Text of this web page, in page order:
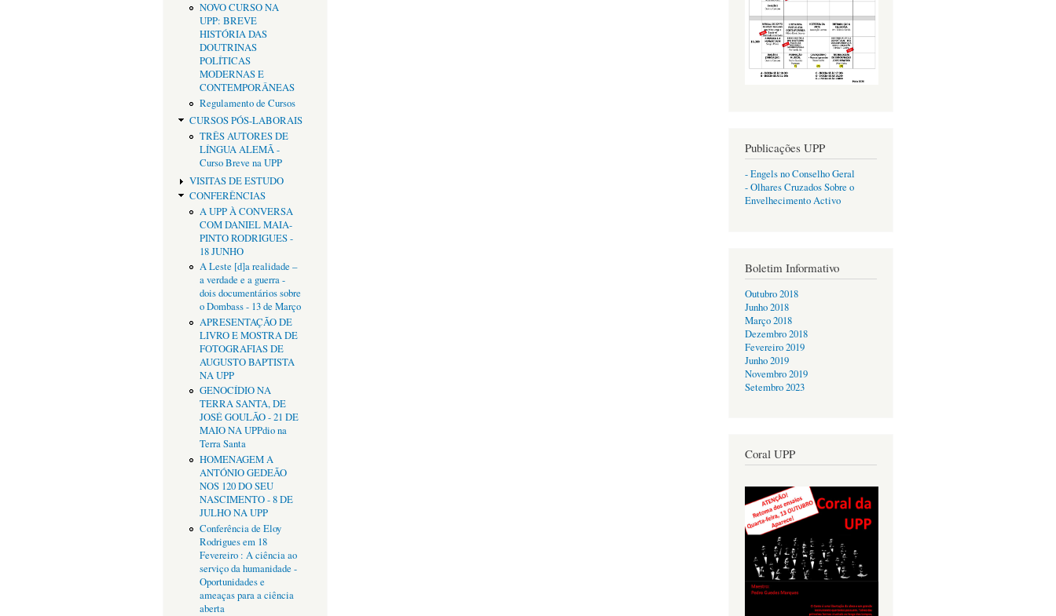
NOVO CURSO NA
UPP: BREVE
HISTÓRIA DAS
DOUTRINAS
POLÍTICAS
MODERNAS E
CONTEMPORÂNEAS
Regulamento de Cursos
CURSOS PÓS-LABORAIS
TRÊS AUTORES DE
LÍNGUA ALEMÃ -
Curso Breve na UPP
VISITAS DE ESTUDO
CONFERÊNCIAS
A UPP À CONVERSA
COM DANIEL MAIA-
PINTO RODRIGUES -
18 JUNHO
A Leste [d]a realidade –
a verdade e a guerra -
dois documentários sobre
o Dombass - 13 de Março
APRESENTAÇÃO DE
LIVRO E MOSTRA DE
FOTOGRAFIAS DE
AUGUSTO BAPTISTA
NA UPP
GENOCÍDIO NA
TERRA SANTA, DE
JOSÉ GOULÃO - 21 DE
MAIO NA UPPdio na
Terra Santa
HOMENAGEM A
ANTÓNIO GEDEÃO
NOS 120 DO SEU
NASCIMENTO - 8 DE
JULHO NA UPP
Conferência de Eloy
Rodrigues em 18
Fevereiro : A ciência ao
serviço da humanidade -
Oportunidades e
ameaças para a ciência
aberta
Publicações UPP
- Engels no Conselho Geral
- Olhares Cruzados Sobre o
Envelhecimento Activo
Boletim Informativo
Outubro 2018
Junho 2018
Março 2018
Dezembro 2018
Fevereiro 2019
Junho 2019
Novembro 2019
Setembro 2023
Coral UPP